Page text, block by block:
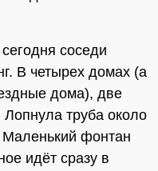
соседи
В четырех домах (а
дома), две
труба около
Маленький фонтан
идёт сразу в